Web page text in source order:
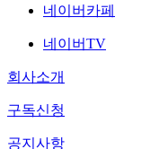
네이버카페
네이버TV
회사소개
구독신청
공지사항